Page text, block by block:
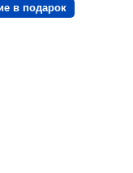
в подарок